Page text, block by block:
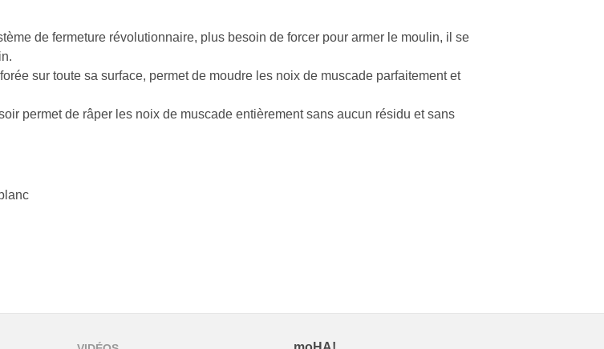
de fermeture révolutionnaire, plus besoin de forcer pour armer le moulin, il se
sur toute sa surface, permet de moudre les noix de muscade parfaitement et
permet de râper les noix de muscade entièrement sans aucun résidu et sans